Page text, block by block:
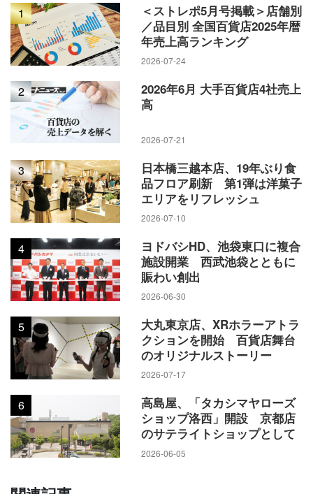
1
＜ストレポ5月号掲載＞店舗別
／品目別 全国百貨店2025年暦
年売上高ランキング
2026-07-24
2
2026年6月 大手百貨店4社売上
高
2026-07-21
3
日本橋三越本店、19年ぶり食
品フロア刷新 第1弾は洋菓子
エリアをリフレッシュ
2026-07-10
4
ヨドバシHD、池袋東口に複合
施設開業 西武池袋とともに
賑わい創出
2026-06-30
5
大丸東京店、XRホラーアトラ
クションを開始 百貨店舞台
のオリジナルストーリー
2026-07-17
6
高島屋、「タカシマヤローズ
ショップ洛西」開設 京都店
のサテライトショップとして
2026-06-05